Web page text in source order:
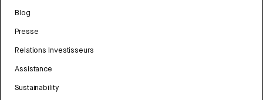
Blog
Presse
Relations Investisseurs
Assistance
Sustainability